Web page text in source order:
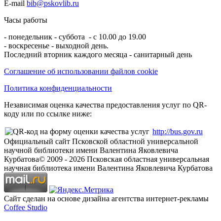
E-mail bib@pskovlib.ru
Часы работы
- понедельник - суббота - с 10.00 до 19.00
- воскресенье - выходной день.
Последний вторник каждого месяца - санитарный день
Соглашение об использовании файлов cookie
Политика конфиденциальности
Независимая оценка качества предоставления услуг по QR-
коду или по ссылке ниже:
http://bus.gov.ru
Официальный сайт Псковской областной универсальной
научной библиотеки имени Валентина Яковлевича
Курбатова© 2009 - 2026 Псковская областная универсальная
научная библиотека имени Валентина Яковлевича Курбатова
Сайт сделан на основе дизайна агентства интернет-рекламы
Coffee Studio